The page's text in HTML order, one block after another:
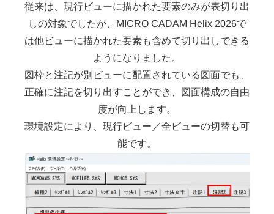
従来は、現行ビューに描かれた要素のみが表切り出
しの対象でしたが、MICRO CADAM Helix 2026で
は他ビューに描かれた要素も含めて切り出しできる
ようになりました。
図枠と注記が別ビューに配置されている図面でも、
正確に注記を切り出すことができ、図面構成の自由
度が向上します。
環境設定により、現行ビュー／全ビューの切替も可
能です。